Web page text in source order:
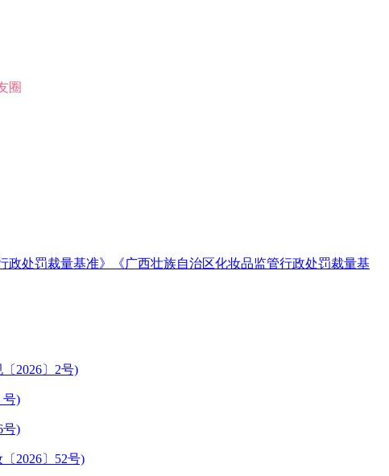
圈
处罚裁量基准》《广西壮族自治区化妆品监管行政处罚裁量基
2026〕2号)
号)
号)
2026〕52号)